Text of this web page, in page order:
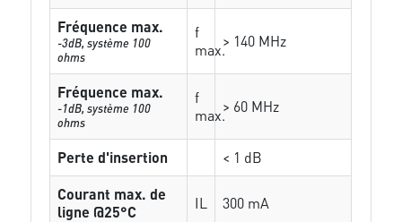
Fréquence max.
-3dB, système 100
ohms
f
max.> 140 MHz
Fréquence max.
-1dB, système 100
ohms
f
max.> 60 MHz
Perte d'insertion
< 1 dB
Courant max. de
ligne @25°C
IL 300 mA